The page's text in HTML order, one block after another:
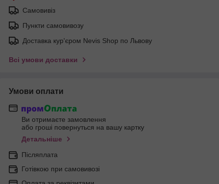
Самовивіз
Пункти самовивозу
Доставка кур'єром Nevis Shop по Львову
Всі умови доставки
Умови оплати
Ви отримаєте замовлення
або гроші повернуться на вашу картку
Детальніше
Післяплата
Готівкою при самовивозі